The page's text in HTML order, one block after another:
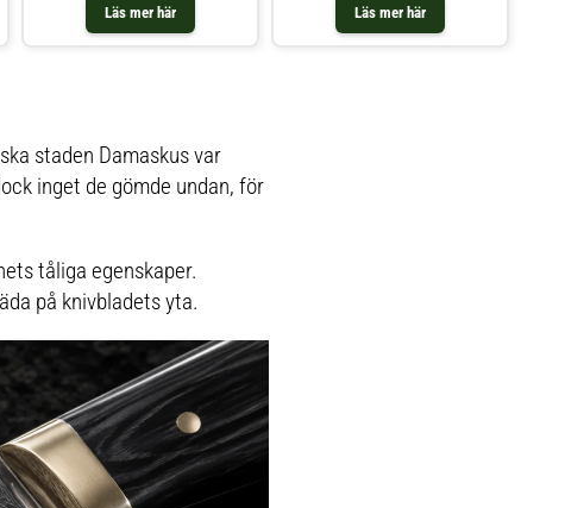
Läs mer här Läs mer här
staden Damaskus var
inget de gömde undan, för
tåliga egenskaper.
på knivbladets yta.